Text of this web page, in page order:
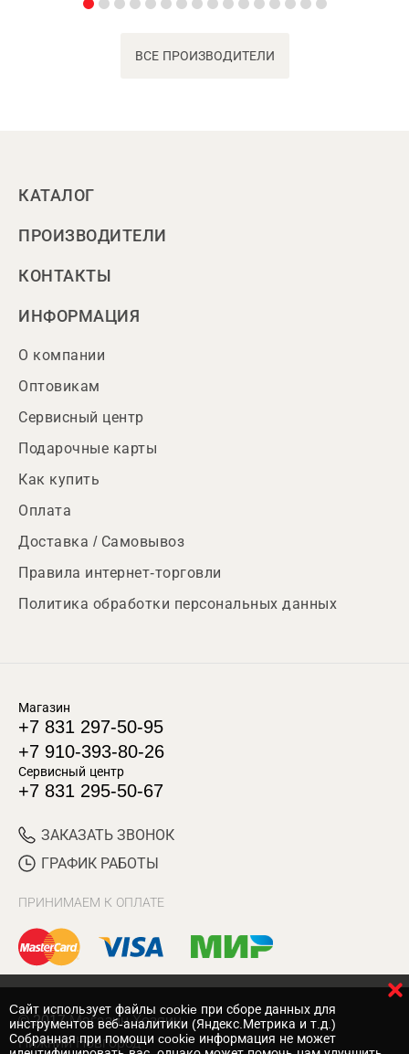
ВСЕ ПРОИЗВОДИТЕЛИ
КАТАЛОГ
ПРОИЗВОДИТЕЛИ
КОНТАКТЫ
ИНФОРМАЦИЯ
О компании
Оптовикам
Сервисный центр
Подарочные карты
Как купить
Оплата
Доставка / Самовывоз
Правила интернет-торговли
Политика обработки персональных данных
Магазин
+7 831 297-50-95
+7 910-393-80-26
Сервисный центр
+7 831 295-50-67
ЗАКАЗАТЬ ЗВОНОК
ГРАФИК РАБОТЫ
ПРИНИМАЕМ К ОПЛАТЕ
© 2017 Магазин Хозяин
Нижний Новгород
Cайт использует файлы cookie при сборе данных для
инструментов веб-аналитики (Яндекс.Метрика и т.д.)
Собранная при помощи cookie информация не может